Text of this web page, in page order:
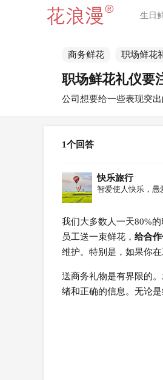
生日
商务鲜花 职场鲜花
职场鲜花礼仪要
公司想要给一些表现突
1个回答
快乐旅行
智爱使人快乐，愚
我们大多数人一天80%
员工送一束鲜花， 给合
维护。特别是，如果你
送商务礼物是有界限的
绪和正确的信息。无论